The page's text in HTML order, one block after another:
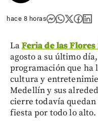
hace 8 horas
LaFeria de las Flores
agosto a su último
programación que ha
cultura y
Medellín y sus
cierre todavía
fiesta por todo lo alto.